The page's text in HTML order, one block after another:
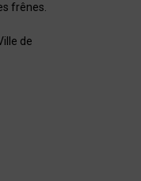
frênes.
de